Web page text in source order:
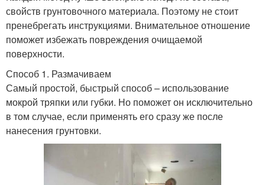
свойств грунтовочного материала. Поэтому не стоит
пренебрегать инструкциями. Внимательное отношение
поможет избежать повреждения очищаемой
поверхности.
Способ 1. Размачиваем
Самый простой, быстрый способ – использование
мокрой тряпки или губки. Но поможет он исключительно
в том случае, если применять его сразу же после
нанесения грунтовки.